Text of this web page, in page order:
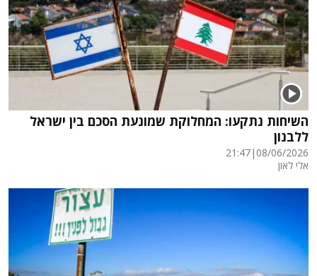
השיחות נתקעו: המחלוקת שמונעת הסכם בין ישראל
ללבנון
08/06/2026
|
21:47
אלי לאון